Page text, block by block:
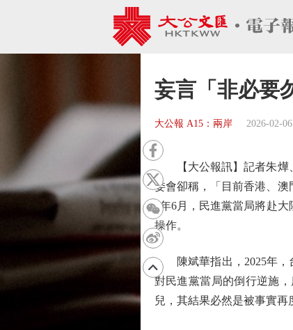
妄言「非必要
大公報 A15：兩岸 2026-02-06
【大公報訊】記者朱燁、
委會卻稱，「目前香港、澳
4年6月，民進黨當局將赴
操作。
陳斌華指出，2025年，台
對民進黨當局的倒行逆施
兒，其結果必然是被事實再